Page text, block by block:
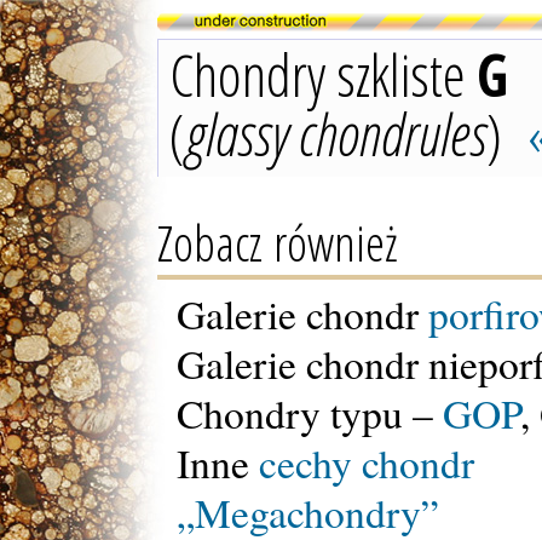
Chondry szkliste G
(glassy chondrules)
Zobacz również
Galerie chondr
Galerie chondr
Chondry typu – GOP,
Inne cechy chondr
„Megachondry”